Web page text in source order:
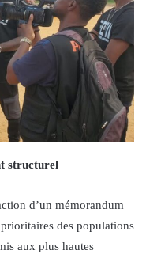
structurel
d’un mémorandum
des populations
aux plus hautes